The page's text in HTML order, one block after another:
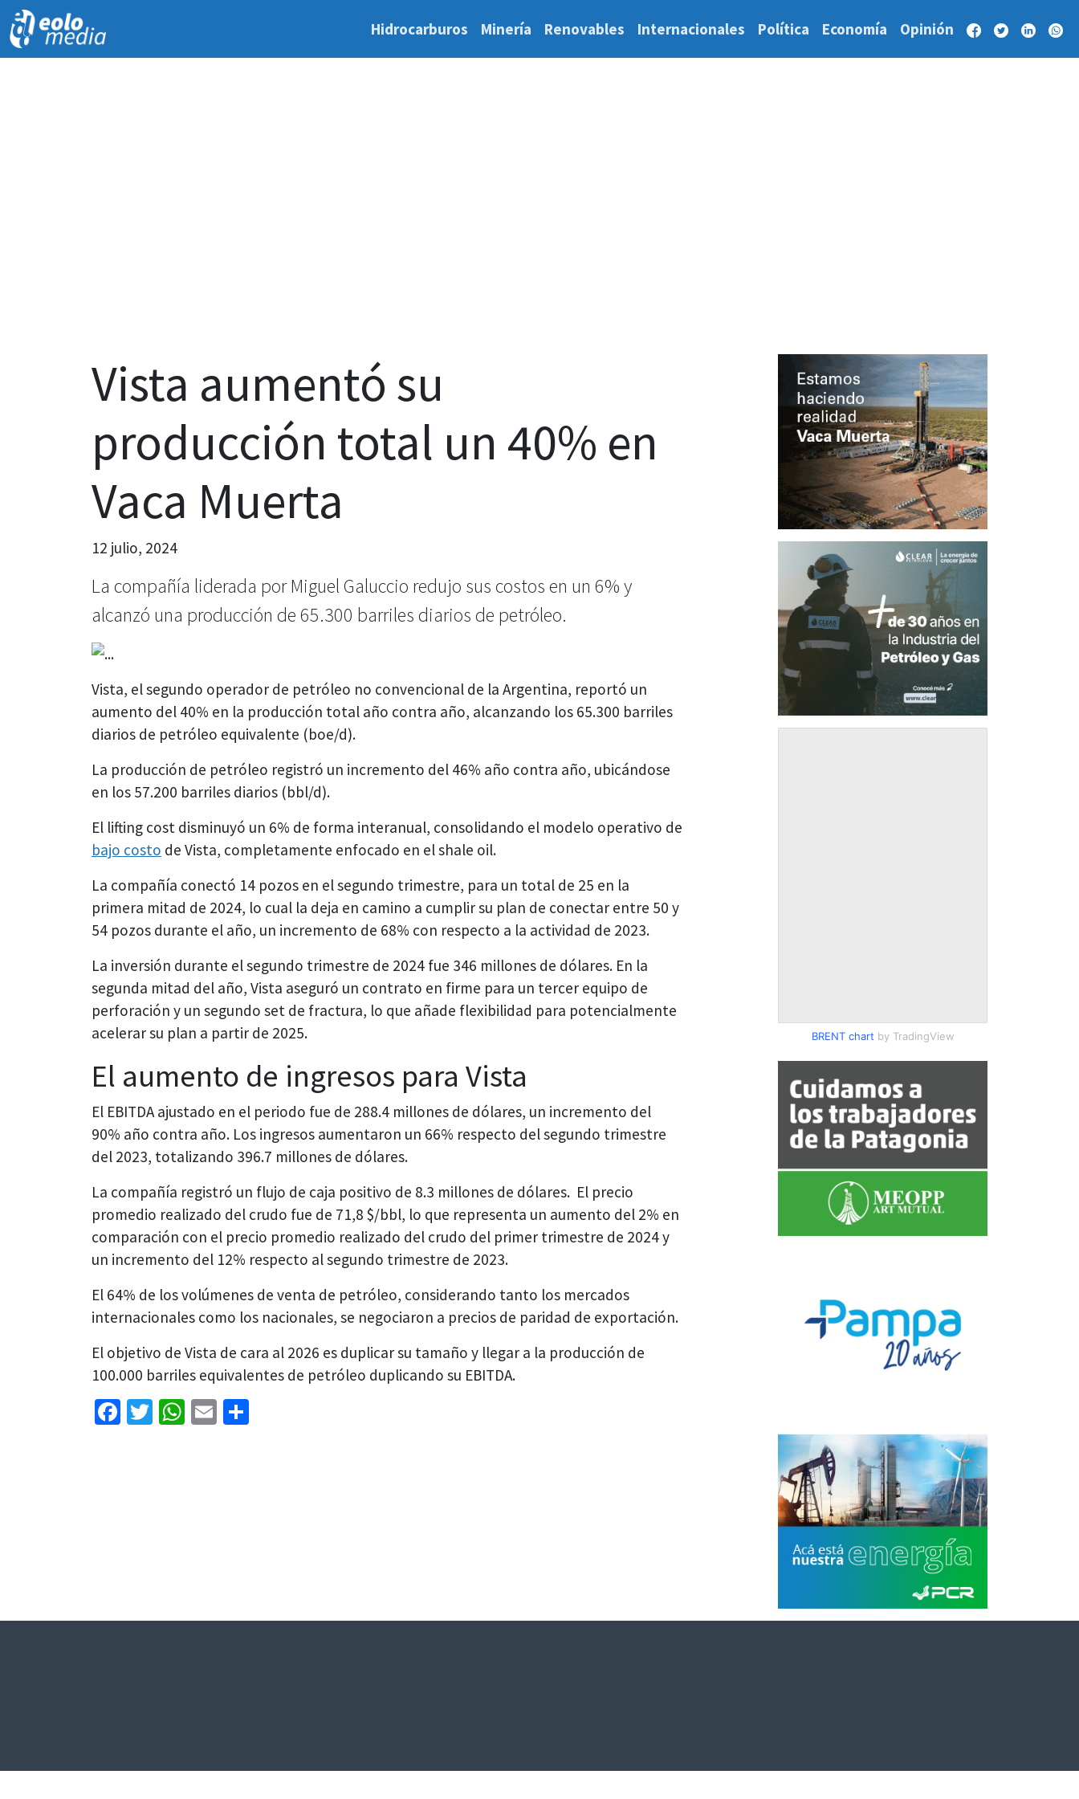
Hidrocarburos Minería Renovables Internacionales Política Economía Opinión
Vista aumentó su
producción total un 40% en
Vaca Muerta
12 julio, 2024
La compañía liderada por Miguel Galuccio redujo sus costos en un 6% y
alcanzó una producción de 65.300 barriles diarios de petróleo.
Vista, el segundo operador de petróleo no convencional de la Argentina, reportó un
aumento del 40% en la producción total año contra año, alcanzando los 65.300 barriles
diarios de petróleo equivalente (boe/d).
La producción de petróleo registró un incremento del 46% año contra año, ubicándose
en los 57.200 barriles diarios (bbl/d).
El lifting cost disminuyó un 6% de forma interanual, consolidando el modelo operativo de
bajo costo de Vista, completamente enfocado en el shale oil.
La compañía conectó 14 pozos en el segundo trimestre, para un total de 25 en la
primera mitad de 2024, lo cual la deja en camino a cumplir su plan de conectar entre 50 y
54 pozos durante el año, un incremento de 68% con respecto a la actividad de 2023.
La inversión durante el segundo trimestre de 2024 fue 346 millones de dólares. En la
segunda mitad del año, Vista aseguró un contrato en firme para un tercer equipo de
perforación y un segundo set de fractura, lo que añade flexibilidad para potencialmente
acelerar su plan a partir de 2025.
El aumento de ingresos para Vista
El EBITDA ajustado en el periodo fue de 288.4 millones de dólares, un incremento del
90% año contra año. Los ingresos aumentaron un 66% respecto del segundo trimestre
del 2023, totalizando 396.7 millones de dólares.
La compañía registró un flujo de caja positivo de 8.3 millones de dólares. El precio
promedio realizado del crudo fue de 71,8 $/bbl, lo que representa un aumento del 2% en
comparación con el precio promedio realizado del crudo del primer trimestre de 2024 y
un incremento del 12% respecto al segundo trimestre de 2023.
El 64% de los volúmenes de venta de petróleo, considerando tanto los mercados
internacionales como los nacionales, se negociaron a precios de paridad de exportación.
El objetivo de Vista de cara al 2026 es duplicar su tamaño y llegar a la producción de
100.000 barriles equivalentes de petróleo duplicando su EBITDA.
Facebook
Twitter
WhatsApp
Email
BRENT chart by TradingView